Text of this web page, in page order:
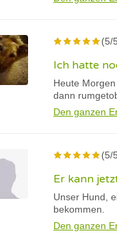
(5/
Ich hatte
Heute
dann
Den ganzen
(5/
Er kann
Unser Hund,
bekommen.
Den ganzen